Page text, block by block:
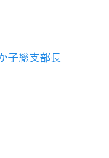
子総支部長